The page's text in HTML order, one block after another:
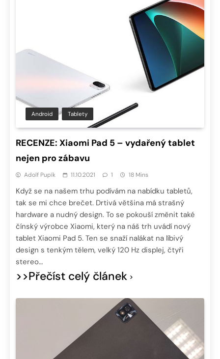
Android Tablety
RECENZE: Xiaomi Pad 5 – vydařený tablet
nejen pro zábavu
Adolf Pupík 11.10.2021 1 18 Mins
Když se na našem trhu podívám na nabídku tabletů,
tak se mi chce brečet. Drtivá většina má strašný
hardware a nudný design. To se pokouší změnit také
čínský výrobce Xiaomi, který na náš trh uvádí nový
tablet Xiaomi Pad 5. Ten se snaží nalákat na líbivý
design s tenkým tělem, velký 120 Hz displej, čtyři
stereo…
>>Přečíst celý článek